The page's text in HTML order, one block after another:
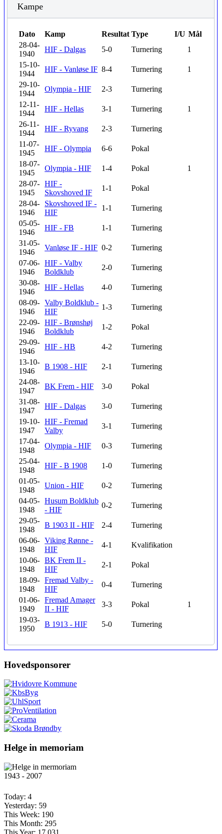
Kampe
Dato Kamp Resultat Type I/U Mål
28-04-
1940
HIF - Dalgas 5-0 Turnering
1
15-10-
1944
HIF - Vanløse IF 8-4 Turnering
1
29-10-
1944
Olympia - HIF 2-3
Turnering
12-11-
1944
HIF - Hellas 3-1 Turnering
1
26-11-
1944
HIF - Ryvang 2-3
Turnering
11-07-
1945
HIF - Olympia 6-6
Pokal
18-07-
1945
Olympia - HIF 1-4 Pokal
1
28-07-
1945
HIF -
Skovshoved IF
1-1
Pokal
28-04-
1946
Skovshoved IF -
HIF
1-1
Turnering
05-05-
1946
HIF - FB 1-1
Turnering
31-05-
1946
Vanløse IF - HIF 0-2
Turnering
07-06-
1946
HIF - Valby
Boldklub
2-0
Turnering
30-08-
1946
HIF - Hellas 4-0
Turnering
08-09-
1946
Valby Boldklub -
HIF
1-3
Turnering
22-09-
1946
HIF - Brønshøj
Boldklub
1-2
Pokal
29-09-
1946
HIF - HB 4-2
Turnering
13-10-
1946
B 1908 - HIF 2-1
Turnering
24-08-
1947
BK Frem - HIF 3-0
Pokal
31-08-
1947
HIF - Dalgas 3-0
Turnering
19-10-
1947
HIF - Fremad
Valby
3-1
Turnering
17-04-
1948
Olympia - HIF 0-3
Turnering
25-04-
1948
HIF - B 1908 1-0
Turnering
01-05-
1948
Union - HIF 0-2
Turnering
04-05-
1948
Husum Boldklub
- HIF
0-2
Turnering
29-05-
1948
B 1903 II - HIF 2-4
Turnering
06-06-
1948
Viking Rønne -
HIF
4-1
Kvalifikation
10-06-
1948
BK Frem II -
HIF
2-1
Pokal
18-09-
1948
Fremad Valby -
HIF
0-4
Turnering
01-06-
1949
Fremad Amager
II - HIF
3-3 Pokal
1
19-03-
1950
B 1913 - HIF 5-0 Turnering
Hovedsponsorer
Helge in memoriam
1943 - 2007
Today: 4
Yesterday: 59
This Week: 190
This Month: 295
This Year: 17.031